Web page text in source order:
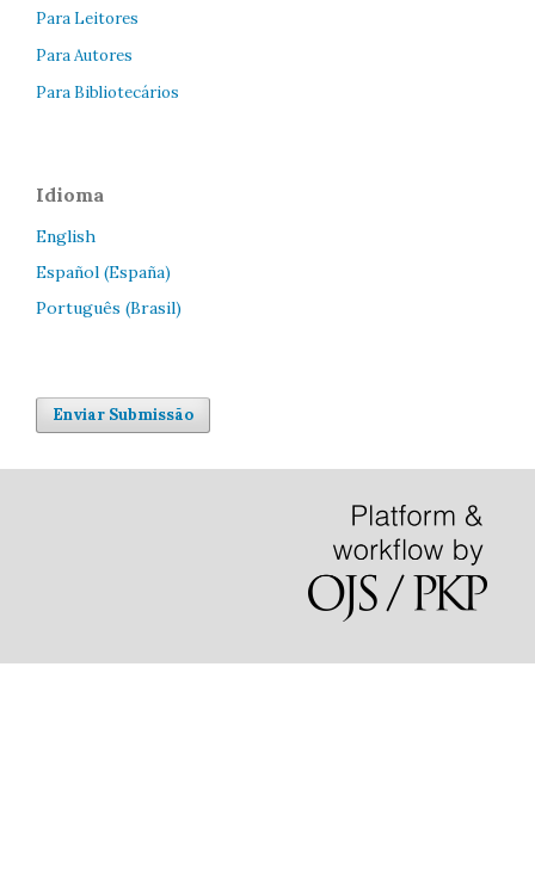
Para Leitores
Para Autores
Para Bibliotecários
Idioma
English
Español (España)
Português (Brasil)
Enviar Submissão